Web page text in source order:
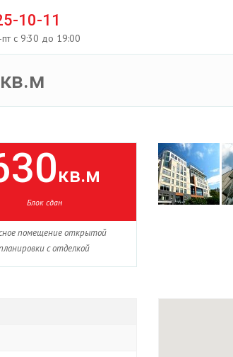
10-11
с 9:30 до 19:00
кв.м
Блок сдан
помещение открытой
с отделкой